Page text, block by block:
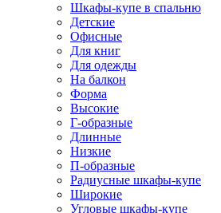
Шкафы-купе в спальню
Детские
Офисные
Для книг
Для одежды
На балкон
Форма
Высокие
Г-образные
Длинные
Низкие
П-образные
Радиусные шкафы-купе
Широкие
Угловые шкафы-купе